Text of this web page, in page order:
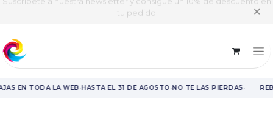
Suscríbete a nuestra newsletter y consigue un 10% de descuento en
tu pedido
✕
EN TODA LA WEB·HASTA EL 31 DE AGOSTO·NO TE LAS PIERDAS·